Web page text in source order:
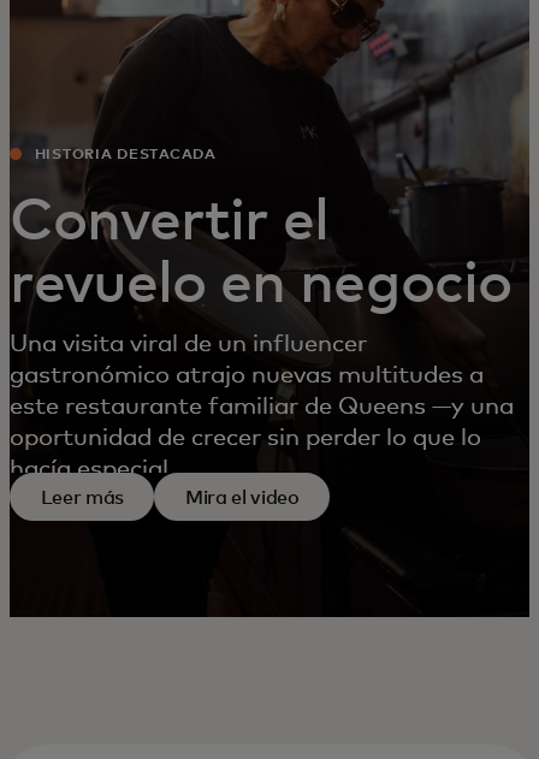
Noticias y tendencias
HISTORIA DESTACADA
Convertir el
revuelo en negocio
Una visita viral de un influencer
gastronómico atrajo nuevas multitudes a
este restaurante familiar de Queens —y una
oportunidad de crecer sin perder lo que lo
hacía especial.
Leer más Mira el video